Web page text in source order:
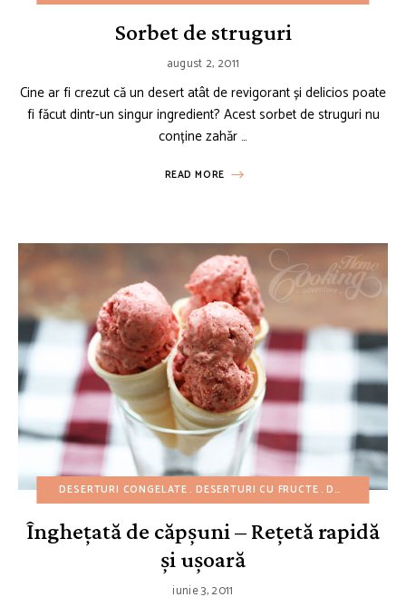
Sorbet de struguri
august 2, 2011
Cine ar fi crezut că un desert atât de revigorant și delicios poate
fi făcut dintr-un singur ingredient? Acest sorbet de struguri nu
conține zahăr …
READ MORE
DESERTURI CONGELATE DESERTURI CU FRUCTE DESERTURI FĂRĂ COACERE
Înghețată de căpșuni – Rețetă rapidă
și ușoară
iunie 3, 2011